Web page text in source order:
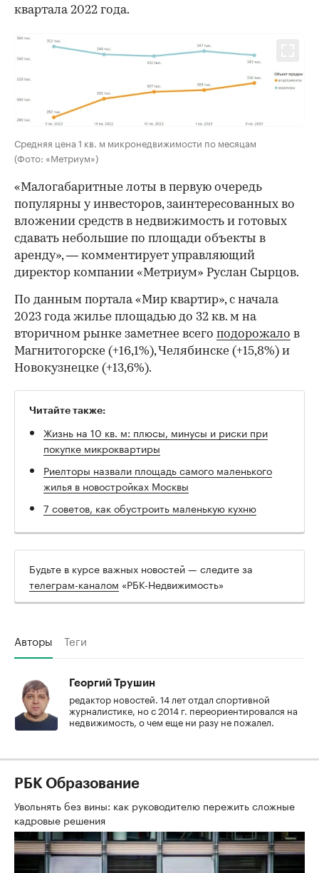
квартала 2022 года.
Средняя цена 1 кв. м микронедвижимости по месяцам
(Фото: «Метриум»)
«Малогабаритные лоты в первую очередь
популярны у инвесторов, заинтересованных во
вложении средств в недвижимость и готовых
сдавать небольшие по площади объекты в
аренду», — комментирует управляющий
директор компании «Метриум» Руслан Сырцов.
По данным портала «Мир квартир», с начала
2023 года жилье площадью до 32 кв. м на
вторичном рынке заметнее всего подорожало в
Магнитогорске (+16,1%), Челябинске (+15,8%) и
Новокузнецке (+13,6%).
Читайте также:
Жизнь на 10 кв. м: плюсы, минусы и риски при
покупке микроквартиры
Риелторы назвали площадь самого маленького
жилья в новостройках Москвы
7 советов, как обустроить маленькую кухню
Будьте в курсе важных новостей — следите за
телеграм-каналом «РБК-Недвижимость»
Авторы Теги
Георгий Трушин
редактор новостей. 14 лет отдал спортивной
журналистике, но с 2014 г. переориентировался на
недвижимость, о чем еще ни разу не пожалел.
РБК Образование
Увольнять без вины: как руководителю пережить сложные
кадровые решения